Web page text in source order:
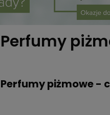
Perfumy
Perfumy piżmowe -